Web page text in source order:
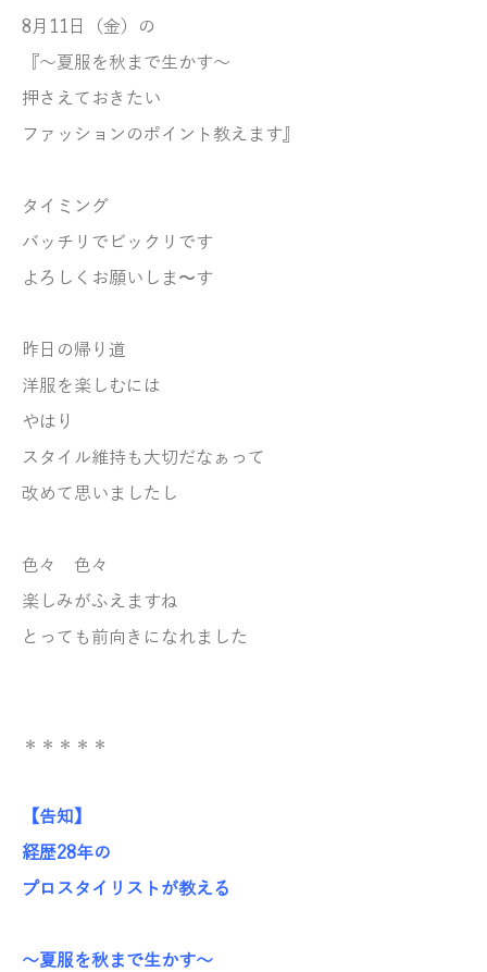
8月11日（金）の
『～夏服を秋まで生かす～
押さえておきたい
ファッションのポイント教えます』
タイミング
バッチリでビックリです
よろしくお願いしま〜す
昨日の帰り道
洋服を楽しむには
やはり
スタイル維持も大切だなぁって
改めて思いましたし
色々 色々
楽しみがふえますね
とっても前向きになれました
＊＊＊＊＊
【告知】
経歴28年の
プロスタイリストが教える
～夏服を秋まで生かす～